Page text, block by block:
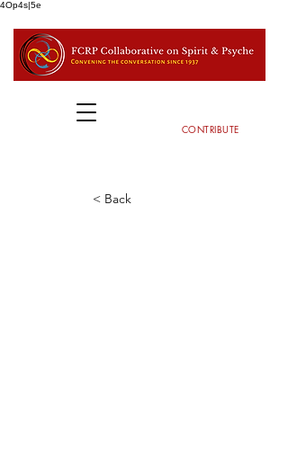
4Op4s|5e
CONTRIBUTE
< Back